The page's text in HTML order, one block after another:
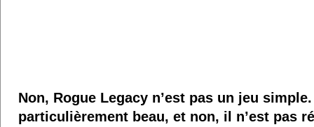
Non, Rogue Legacy n’est pas un jeu
particulièrement beau, et non, il n’est pas